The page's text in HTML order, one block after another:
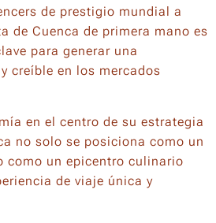
de prestigio mundial a
de Cuenca de primera mano es
para generar una
creíble en los mercados
en el centro de su estrategia
no solo se posiciona como un
como un epicentro culinario
de viaje única y